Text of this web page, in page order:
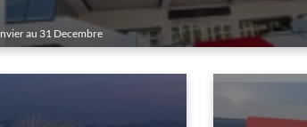
du 01 Janvier au 31 Decembre
‹›